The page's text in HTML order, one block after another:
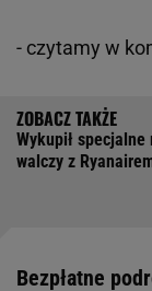
- czytamy w
Wykupił
walczy z
Bezpłatne